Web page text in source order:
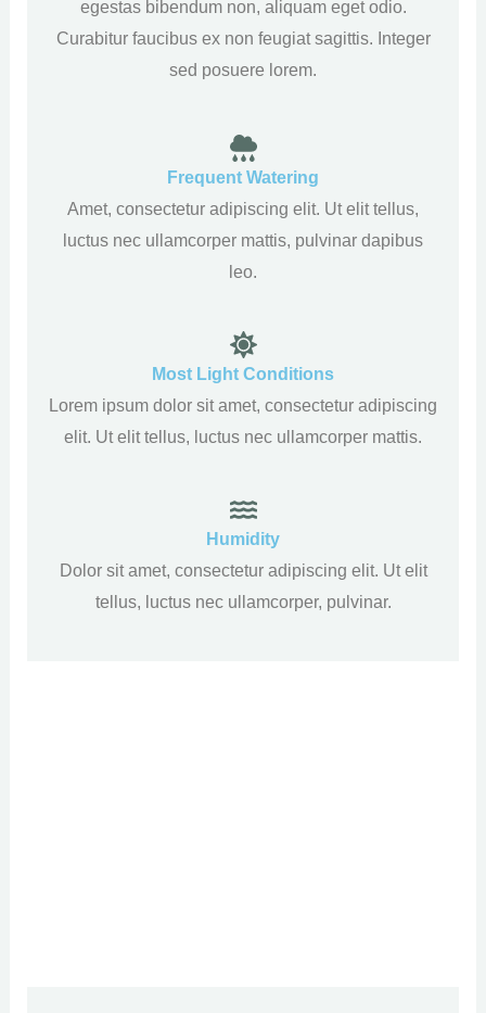
egestas bibendum non, aliquam eget odio.
Curabitur faucibus ex non feugiat sagittis. Integer
sed posuere lorem.
Frequent Watering
Amet, consectetur adipiscing elit. Ut elit tellus,
luctus nec ullamcorper mattis, pulvinar dapibus
leo.
Most Light Conditions
Lorem ipsum dolor sit amet, consectetur adipiscing
elit. Ut elit tellus, luctus nec ullamcorper mattis.
Humidity
Dolor sit amet, consectetur adipiscing elit. Ut elit
tellus, luctus nec ullamcorper, pulvinar.